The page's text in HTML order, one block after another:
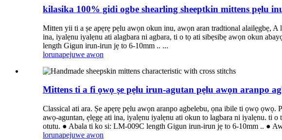
kilasika 100% gidi ogbe shearling sheeptkin mittens pẹlu
Mitten yii ti a ṣe apẹrẹ pẹlu awọn okun inu, awọn aran tradtional alailẹgbẹ,
ina, iyalẹnu iyalẹnu ati alagbara ni agbara, ti o tọ ati sibẹsibẹ awọn okun
length Gigun irun-irun jẹ to 6-10mm .. ...
lorunapejuwe awọn
Mittens ti a fi ọwọ ṣe pẹlu irun-agutan pẹlu awọn aranpo
Classical ati ara. Ṣe apẹrẹ pẹlu awọn aranpo agbelebu, ọna ibile ti ọwọ ọwọ.
awọ-aguntan, ẹlẹgẹ ati ina, iyalẹnu iyalẹnu ati okun to lagbara ni iyalẹnu. ti
otutu. ● Abala ti ko si: LM-009C length Gigun irun-irun jẹ to 6-10mm .. ●
lorunapejuwe awọn